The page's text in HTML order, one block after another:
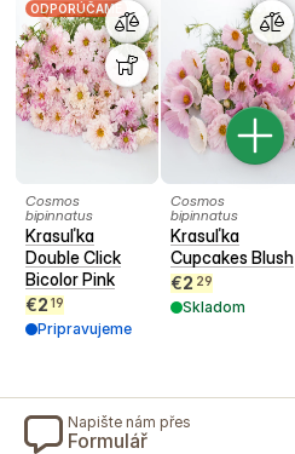
ODPORÚČAME
Cosmos
bipinnatus
Krasuľka
Double Click
Bicolor Pink
€2 19
Pripravujeme
Cosmos
bipinnatus
Krasuľka
Cupcakes Blush
€2 29
Skladom
Napište nám přes
Formulář